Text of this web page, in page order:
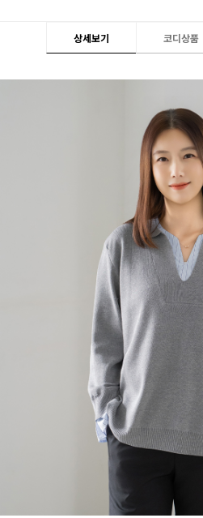
상세보기 코디상품